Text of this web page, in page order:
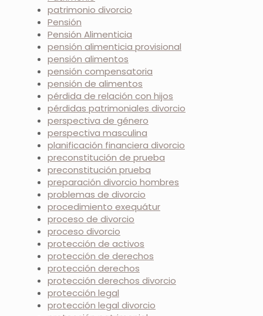
patrimonio divorcio
Pensión
Pensión Alimenticia
pensión alimenticia provisional
pensión alimentos
pensión compensatoria
pensión de alimentos
pérdida de relación con hijos
pérdidas patrimoniales divorcio
perspectiva de género
perspectiva masculina
planificación financiera divorcio
preconstitución de prueba
preconstitución prueba
preparación divorcio hombres
problemas de divorcio
procedimiento exequátur
proceso de divorcio
proceso divorcio
protección de activos
protección de derechos
protección derechos
protección derechos divorcio
protección legal
protección legal divorcio